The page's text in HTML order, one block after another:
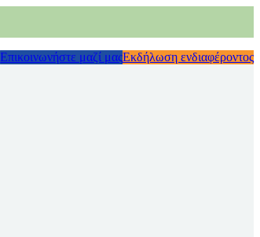
Εκδήλωση ενδιαφέροντος
Επικοινωνήστε μαζί μας